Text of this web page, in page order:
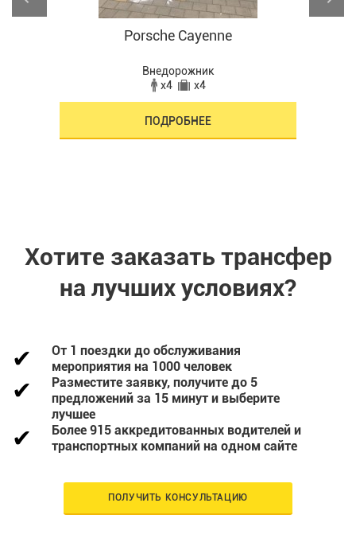
Porsche Cayenne
Внедорожник
x4
x4
ПОДРОБНЕЕ
Хотите заказать трансфер
на лучших условиях?
От 1 поездки до обслуживания
мероприятия на 1000 человек
Разместите заявку, получите до 5
предложений за 15 минут и выберите
лучшее
Более 915 аккредитованных водителей и
транспортных компаний на одном сайте
ПОЛУЧИТЬ КОНСУЛЬТАЦИЮ